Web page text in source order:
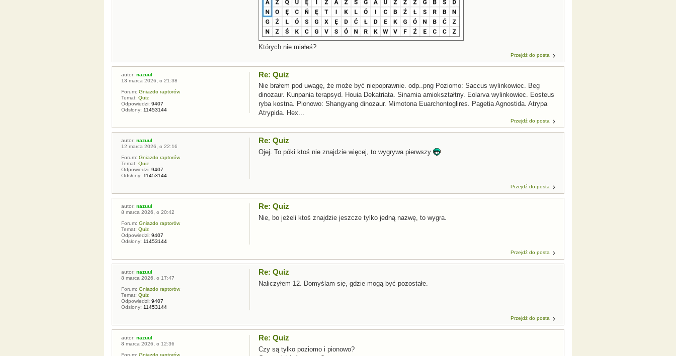
Których nie miałeś?
Przejdź do posta
autor: nazuul
13 marca 2026, o 21:38
Forum: Gniazdo raptorów
Temat: Quiz
Odpowiedzi: 9407
Odsłony: 11453144
Re: Quiz
​Nie brałem pod uwagę, że może być niepoprawnie. odp..png Poziomo: Saccus wylinkowiec. Beg
dinozaur. Kunpania terapsyd. Houia Dekatriata. Sinamia amiokształtny. Eolarva wylinkowiec. Eosteus ​
ryba kostna. Pionowo: Shangyang dinozaur. Mimotona Euarchontoglires. Pagetia Agnostida. Atrypa
Atrypida. Hex...
Przejdź do posta
autor: nazuul
12 marca 2026, o 22:16
Forum: Gniazdo raptorów
Temat: Quiz
Odpowiedzi: 9407
Odsłony: 11453144
Re: Quiz
Ojej. To póki ktoś nie znajdzie więcej, to wygrywa pierwszy
Przejdź do posta
autor: nazuul
8 marca 2026, o 20:42
Forum: Gniazdo raptorów
Temat: Quiz
Odpowiedzi: 9407
Odsłony: 11453144
Re: Quiz
Nie, bo jeżeli ktoś znajdzie jeszcze tylko jedną nazwę, to wygra.
Przejdź do posta
autor: nazuul
8 marca 2026, o 17:47
Forum: Gniazdo raptorów
Temat: Quiz
Odpowiedzi: 9407
Odsłony: 11453144
Re: Quiz
Naliczyłem 12. Domyślam się, gdzie mogą być pozostałe.
Przejdź do posta
autor: nazuul
8 marca 2026, o 12:36
Forum: Gniazdo raptorów
Re: Quiz
Czy są tylko poziomo i pionowo?